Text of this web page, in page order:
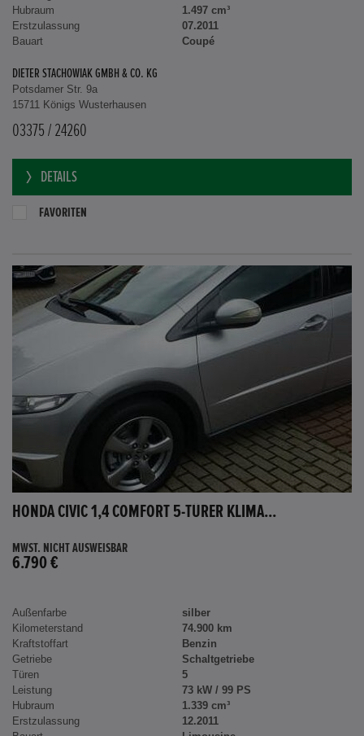
Hubraum
1.497 cm³
Erstzulassung
07.2011
Bauart
Coupé
DIETER STACHOWIAK GMBH & CO. KG
Potsdamer Str. 9a
15711 Königs Wusterhausen
03375 / 24260
DETAILS
FAVORITEN
HONDA CIVIC 1,4 COMFORT 5-TÜRER KLIMA...
MWST. NICHT AUSWEISBAR
6.790 €
Außenfarbe
silber
Kilometerstand
74.900 km
Kraftstoffart
Benzin
Getriebe
Schaltgetriebe
Türen
5
Leistung
73 kW / 99 PS
Hubraum
1.339 cm³
Erstzulassung
12.2011